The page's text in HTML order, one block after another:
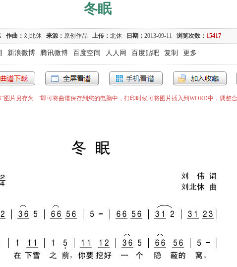
冬眠
作曲： 刘北休 来源： 原创作品 上传： 北休 日期： 2013-09-11 浏览次数： 15417
新浪微博 腾讯微博 百度空间 人人网 百度贴吧 复制 更多
图片另存为...”即可将曲谱保存到您的电脑中，打印时候可将图片插入到WORD中，调整合